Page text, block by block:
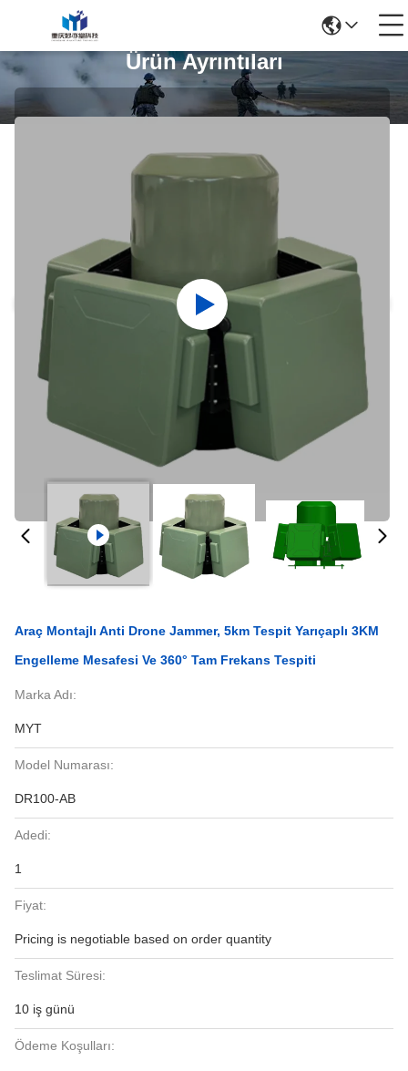
Ürün Ayrıntıları
Araç Montajlı Anti Drone Jammer, 5km Tespit Yarıçaplı 3KM
Engelleme Mesafesi Ve 360° Tam Frekans Tespiti
Marka Adı:
MYT
Model Numarası:
DR100-AB
Adedi:
1
Fiyat:
Pricing is negotiable based on order quantity
Teslimat Süresi:
10 iş günü
Ödeme Koşulları: